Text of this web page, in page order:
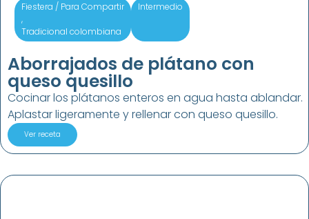
Fiestera / Para Compartir
,
Tradicional colombiana
Intermedio
Aborrajados de plátano con
queso quesillo
Cocinar los plátanos enteros en agua hasta ablandar.
Aplastar ligeramente y rellenar con queso quesillo.
Ver receta